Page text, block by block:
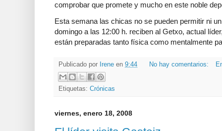
comprobar que promete y mucho en este noble
Esta semana las chicas no se pueden permitir ni
domingo a las 12:00 h. reciben al Getxo, actual
están preparadas tanto física como mentalmente
Publicado por Irene en 9:44 No hay comentarios:
Etiquetas: Crónicas
viernes, enero 18, 2008